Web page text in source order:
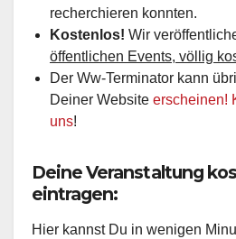
recherchieren konnten.
Kostenlos! Wir
öffentlichen Events, völlig
Der Ww-Terminator kann
Deiner Website erscheinen!
uns!
Deine Veranstaltung
eintragen:
Hier kannst Du in wenigen